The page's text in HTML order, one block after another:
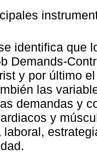
identifica que
Demands-
y por último
las
demandas y
y
laboral,